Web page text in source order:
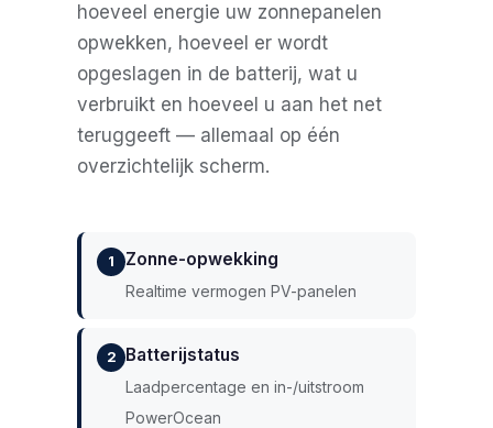
hoeveel energie uw zonnepanelen
opwekken, hoeveel er wordt
opgeslagen in de batterij, wat u
verbruikt en hoeveel u aan het net
teruggeeft — allemaal op één
overzichtelijk scherm.
1 Zonne-opwekking
Realtime vermogen PV-panelen
2 Batterijstatus
Laadpercentage en in-/uitstroom
PowerOcean